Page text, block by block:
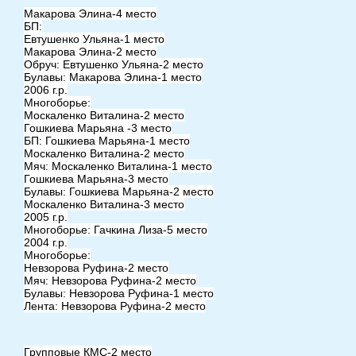
Макарова Элина-4 место
БП:
Евтушенко Ульяна-1 место
Макарова Элина-2 место
Обруч: Евтушенко Ульяна-2 место
Булавы: Макарова Элина-1 место
2006 г.р.
Многоборье:
Москаленко Виталина-2 место
Гошкиева Марьяна -3 место
БП: Гошкиева Марьяна-1 место
Москаленко Виталина-2 место
Мяч: Москаленко Виталина-1 место
Гошкиева Марьяна-3 место
Булавы: Гошкиева Марьяна-2 место
Москаленко Виталина-3 место
2005 г.р.
Многоборье: Гачкина Лиза-5 место
2004 г.р.
Многоборье:
Невзорова Руфина-2 место
Мяч: Невзорова Руфина-2 место
Булавы: Невзорова Руфина-1 место
Лента: Невзорова Руфина-2 место
Групповые КМС-2 место